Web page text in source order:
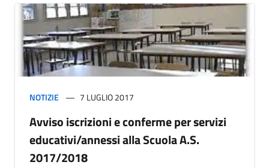
NOTIZIE 7 LUGLIO 2017
Avviso iscrizioni e conferme per servizi
educativi/annessi alla Scuola A.S.
2017/2018